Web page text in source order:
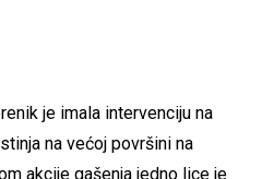
je imala intervenciju na
na većoj površini na
akcije gašenja jedno lice je